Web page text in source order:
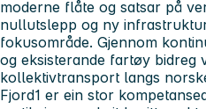
moderne flåte og satsar på
nullutslepp og ny
fokusområde. Gjennom
og eksisterande fartøy bidreg
kollektivtransport langs
Fjord1 er ein stor